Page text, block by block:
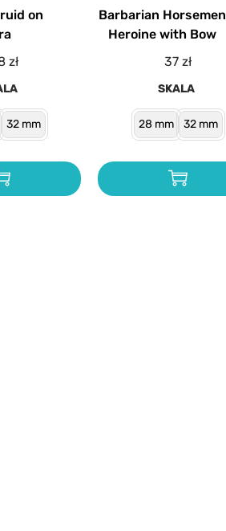
on
zł
32 mm
Barbarian Horsemen
Heroine with Bow
37zł
SKALA
28 mm 32 mm